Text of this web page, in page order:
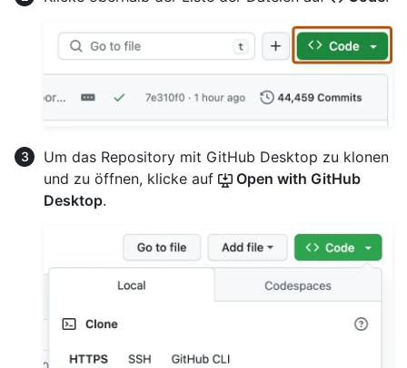
Um das Repository mit GitHub Desktop zu klonen
und zu öffnen, klicke auf
Open with GitHub
Desktop.